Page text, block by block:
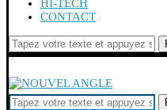
HI-TECH
CONTACT